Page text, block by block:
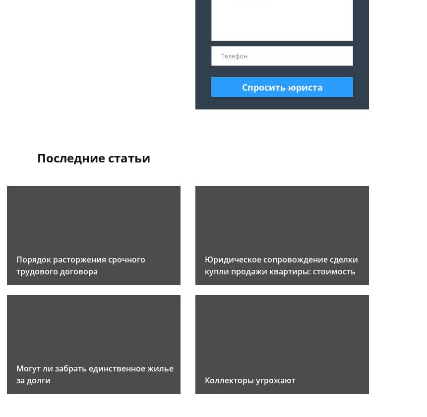
Спросить юриста
Последние статьи
Порядок расторжения срочного
трудового договора
Юридическое сопровождение сделки
купли продажи квартиры: стоимость
Могут ли забрать единственное жилье
за долги
Коллекторы угрожают